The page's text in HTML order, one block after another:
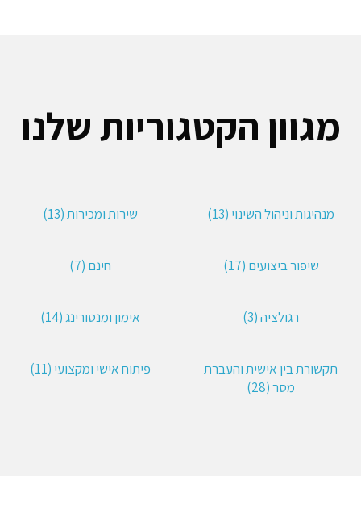
מגוון הקטגוריות שלנו
מנהיגות וניהול השינוי (13) שירות ומכירות (13)
שיפור ביצועים (17) חינם (7)
רגולציה (3) אימון ומנטורינג (14)
תקשורת בין אישית והעברת
מסר (28)
פיתוח אישי ומקצועי (11)